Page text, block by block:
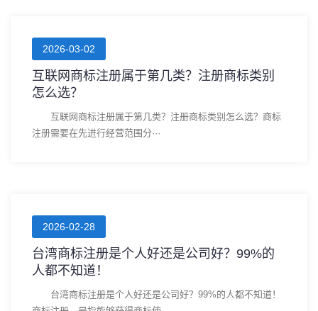
2026-03-02
互联网商标注册属于第几类？注册商标类别
怎么选？
互联网商标注册属于第几类？注册商标类别怎么选？商标
注册需要在先进行经营范围分···
2026-02-28
台湾商标注册是个人好还是公司好？99%的
人都不知道！
台湾商标注册是个人好还是公司好？99%的人都不知道！